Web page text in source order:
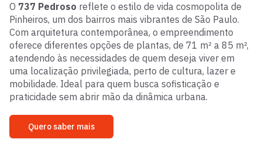
O 737 Pedroso reflete o estilo de vida cosmopolita de
Pinheiros, um dos bairros mais vibrantes de São Paulo.
Com arquitetura contemporânea, o empreendimento
oferece diferentes opções de plantas, de 71 m² a 85 m²,
atendendo às necessidades de quem deseja viver em
uma localização privilegiada, perto de cultura, lazer e
mobilidade. Ideal para quem busca sofisticação e
praticidade sem abrir mão da dinâmica urbana.
Quero saber mais